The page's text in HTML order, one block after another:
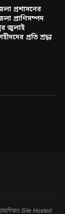
প্রশাসনের
প্রাণিসম্পদ
জুলাই
প্রতি শ্রদ্ধা
সহযোগিতাঃ Site Hosted